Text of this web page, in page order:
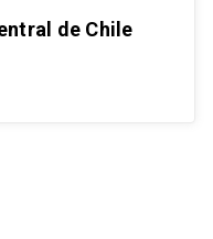
de Chile